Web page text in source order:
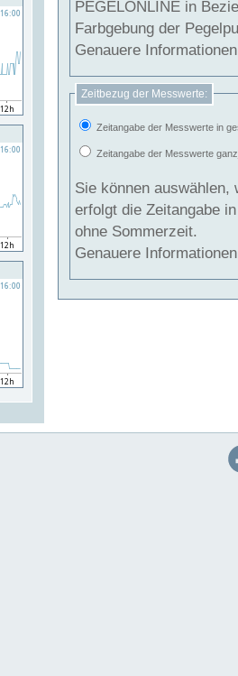
PEGELONLINE in Beziehung
Farbgebung der
Genauere
Zeitbezug der Messwerte:
Zeitangabe der Messwerte in
Zeitangabe der Messwerte
Sie können auswählen,
erfolgt die Zeitangabe
ohne Sommerzeit.
Genauere